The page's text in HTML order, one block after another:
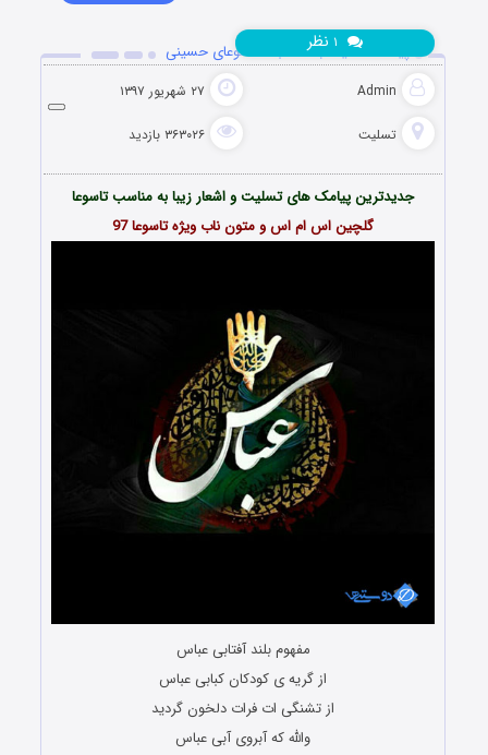
پیامک تسلیت به مناسبت تاسوعای حسینی
Admin ۲۷ شهریور ۱۳۹۷
تسلیت ۳۶۳۰۲۶ بازدید
نظر
جدیدترین پیامک های تسلیت و اشعار زیبا به مناسب تاسوعا
گلچین اس ام اس و متون ناب ویژه تاسوعا97
مفهوم بلند آفتابى عباس
از گریه ی کودکان کبابى عباس
از تشنگی ات فرات دلخون گردید
والله که آبروى آبى عباس